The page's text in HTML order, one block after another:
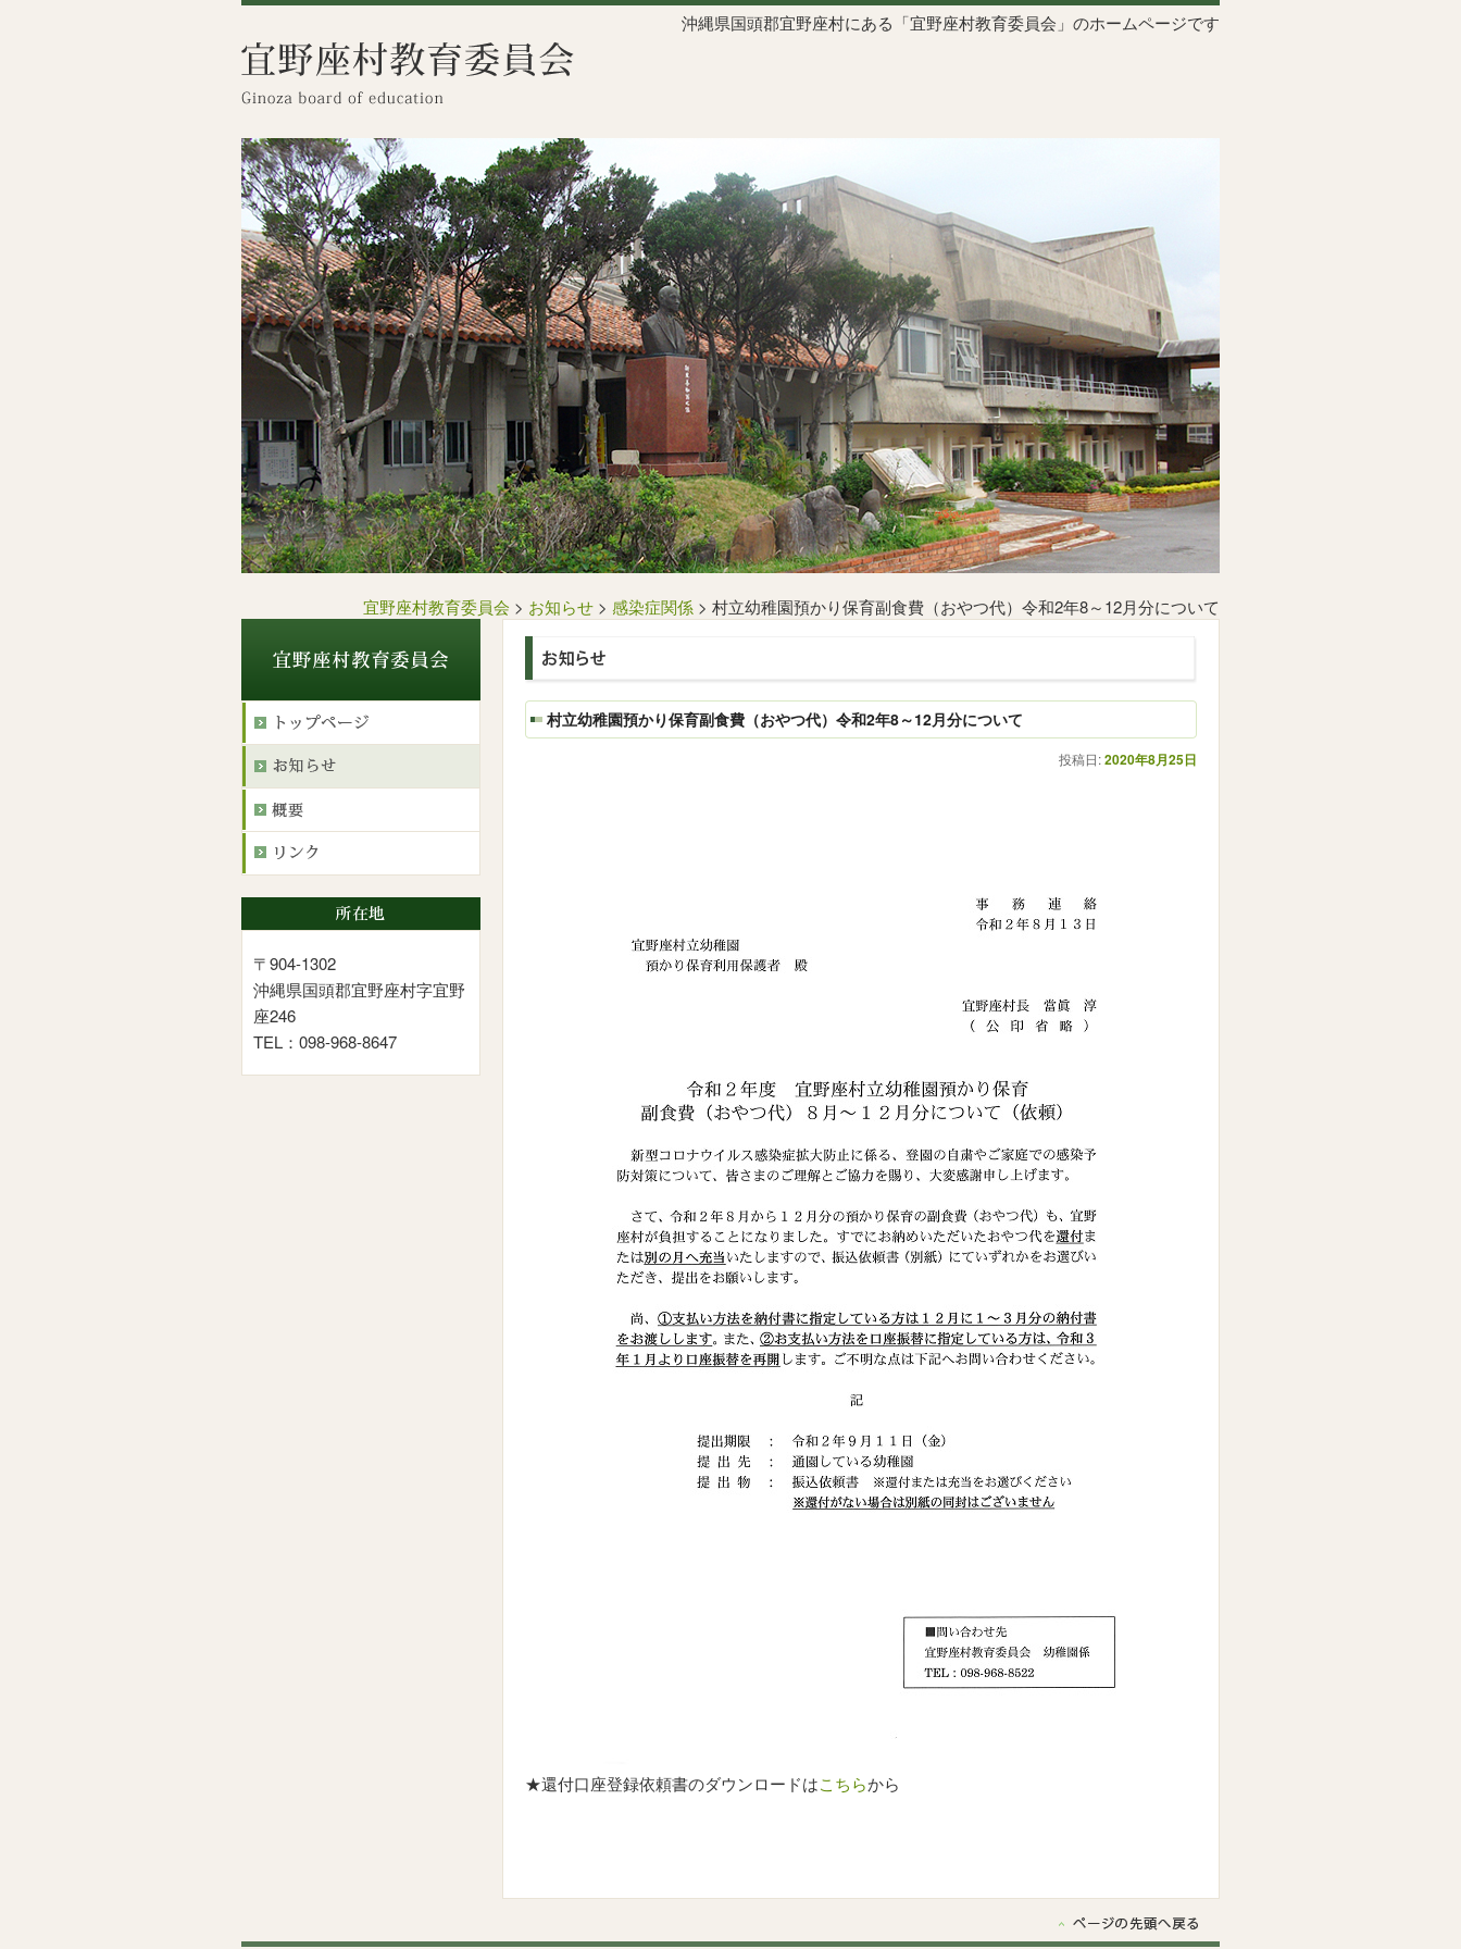
沖縄県国頭郡宜野座村にある「宜野座村教育委員会」のホームページです
宜野座村教育委員会 > お知らせ > 感染症関係 > 村立幼稚園預かり保育副食費（おやつ代）令和2年8～12月分について
〒904-1302
沖縄県国頭郡宜野座村字宜野
座246
TEL：098-968-8647
村立幼稚園預かり保育副食費（おやつ代）令和2年8～12月分について
投稿日:2020年8月25日
★還付口座登録依頼書のダウンロードはこちらから